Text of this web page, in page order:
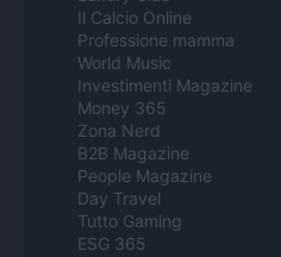
Il Calcio Online
Professione mamma
World Music
Investimenti Magazine
Money 365
Zona Nerd
B2B Magazine
People Magazine
Day Travel
Tutto Gaming
ESG 365